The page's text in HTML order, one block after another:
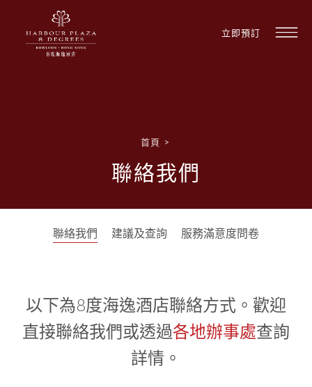
立即預訂
1
1 0
首頁 >
聯絡我們
聯絡我們 建議及查詢 服務滿意度問卷
以下為8度海逸酒店聯絡方式。歡迎
直接聯絡我們或透過各地辦事處查詢
詳情。